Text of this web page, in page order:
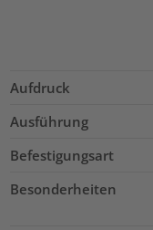
Aufdruck
Ausführung
Befestigungsart
Besonderheiten